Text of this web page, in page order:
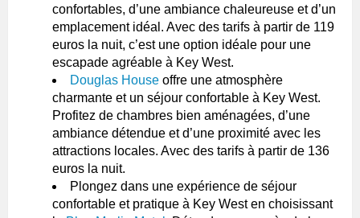
confortables, d’une ambiance chaleureuse et d’un
emplacement idéal. Avec des tarifs à partir de 119
euros la nuit, c’est une option idéale pour une
escapade agréable à Key West.
Douglas House offre une atmosphère
charmante et un séjour confortable à Key West.
Profitez de chambres bien aménagées, d’une
ambiance détendue et d’une proximité avec les
attractions locales. Avec des tarifs à partir de 136
euros la nuit.
Plongez dans une expérience de séjour
confortable et pratique à Key West en choisissant